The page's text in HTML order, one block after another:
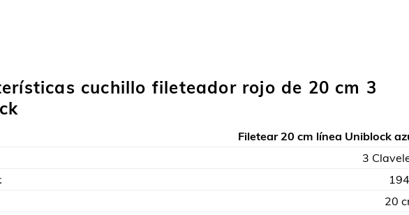
cuchillo fileteador rojo de 20 cm 3
Filetear 20 cm línea Uniblock
3
20